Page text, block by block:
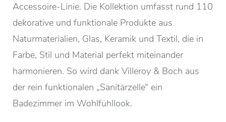
Accessoire-Linie. Die Kollektion umfasst rund 110
dekorative und funktionale Produkte aus
Naturmaterialien, Glas, Keramik und Textil, die in
Farbe, Stil und Material perfekt miteinander
harmonieren. So wird dank Villeroy & Boch aus
der rein funktionalen „Sanitärzelle“ ein
Badezimmer im Wohlfühllook.